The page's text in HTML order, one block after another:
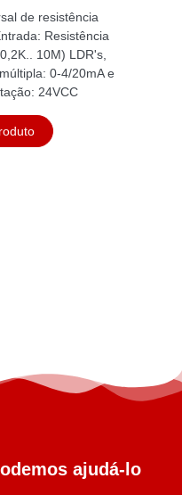
de resistência
Resistência
10M) LDR's,
0-4/20mA e
24VCC
ajudá-lo